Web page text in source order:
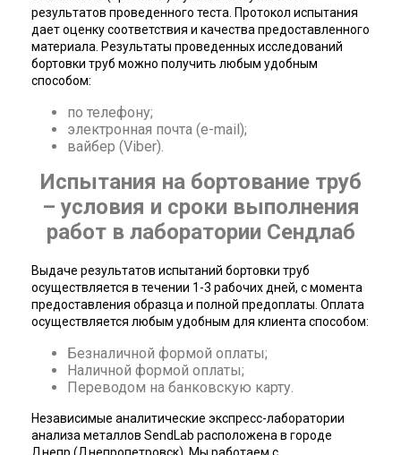
результатов проведенного теста. Протокол испытания
дает оценку соответствия и качества предоставленного
материала. Результаты проведенных исследований
бортовки труб можно получить любым удобным
способом:
по телефону;
электронная почта (e-mail);
вайбер (Viber).
Испытания на бортование труб
– условия и сроки выполнения
работ в лаборатории Сендлаб
Выдаче результатов испытаний бортовки труб
осуществляется в течении 1-3 рабочих дней, с момента
предоставления образца и полной предоплаты. Оплата
осуществляется любым удобным для клиента способом:
Безналичной формой оплаты;
Наличной формой оплаты;
Переводом на банковскую карту.
Независимые аналитические экспресс-лаборатории
анализа металлов SendLab расположена в городе